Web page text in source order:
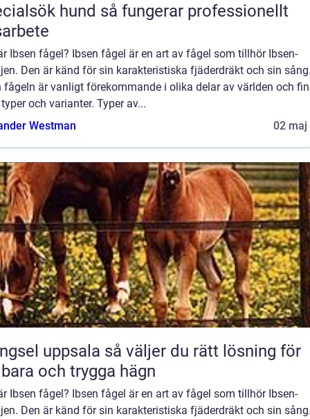
hund så fungerar professionellt
Ibsen fågel? Ibsen fågel är en art av fågel som tillhör Ibsen-
Den är känd för sin karakteristiska fjäderdräkt och sin
fågeln är vanligt förekommande i olika delar av världen och
och varianter. Typer av...
Westman
02 maj
så väljer du rätt lösning för
och trygga hägn
Ibsen fågel? Ibsen fågel är en art av fågel som tillhör Ibsen-
Den är känd för sin karakteristiska fjäderdräkt och sin